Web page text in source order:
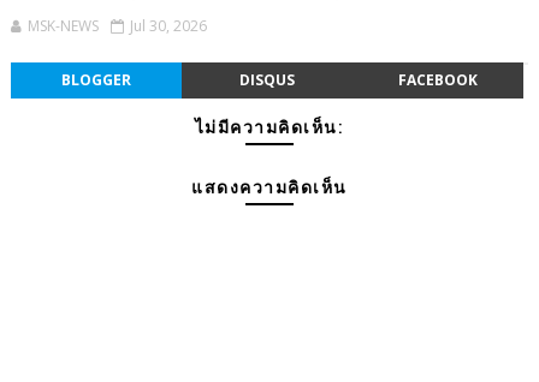
MSK-NEWS Jul 30, 2026
BLOGGER DISQUS FACEBOOK
ไม่มีความคิดเห็น:
แสดงความคิดเห็น